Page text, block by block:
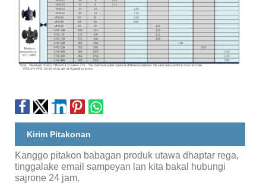
Kirim Pitakonan
Kanggo pitakon babagan produk utawa dhaptar rega,
tinggalake email sampeyan lan kita bakal hubungi
sajrone 24 jam.